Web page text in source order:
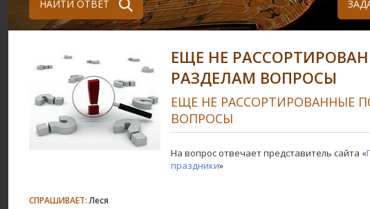
НАЙТИ ОТВЕТ
ЕЩЕ НЕ
РАЗДЕЛАМ ВОПРОСЫ
ЕЩЕ НЕ РАССОРТИРОВАННЫЕ
ВОПРОСЫ
На вопрос отвечает представитель сайта «
праздники»
СПРАШИВАЕТ:Леся